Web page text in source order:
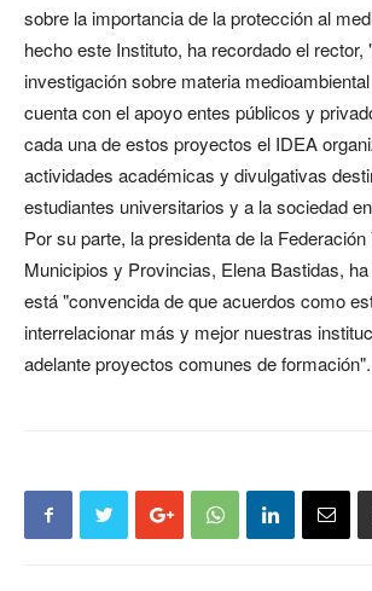
sobre la importancia de la protección al
hecho este Instituto, ha recordado el rector,
investigación sobre materia
cuenta con el apoyo entes públicos y
cada una de estos proyectos el IDEA
actividades académicas y divulgativas
estudiantes universitarios y a la sociedad
Por su parte, la presidenta de la Federación
Municipios y Provincias, Elena Bastidas,
está "convencida de que acuerdos como
interrelacionar más y mejor nuestras
adelante proyectos comunes de formación".